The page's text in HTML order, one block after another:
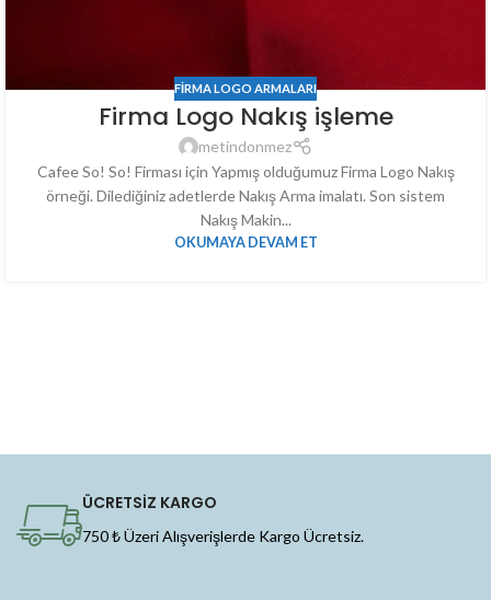
FIRMA LOGO ARMALARI
Firma Logo Nakış işleme
metindonmez
Cafee So! So! Firması için Yapmış olduğumuz Firma Logo Nakış
örneği. Dilediğiniz adetlerde Nakış Arma imalatı. Son sistem
Nakış Makin...
OKUMAYA DEVAM ET
ÜCRETSİZ KARGO
750 ₺ Üzeri Alışverişlerde Kargo Ücretsiz.